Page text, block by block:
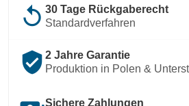
replay 30 Tage Rückgaberecht
Standardverfahren
verified_user 2 Jahre Garantie
Produktion in Polen &
Sichere Zahlungen